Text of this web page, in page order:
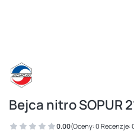
Bejca nitro SOPUR
0.00(Oceny: 0 Recenzje: